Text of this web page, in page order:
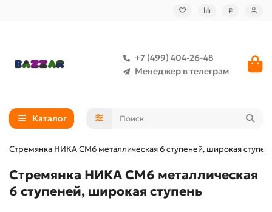
₽
+7 (499) 404-26-48
Менеджер в телеграм
Каталог
Стремянка НИКА СМ6 металлическая 6 ступеней, широкая
Стремянка НИКА СМ6 металлическая
6 ступеней, широкая ступень